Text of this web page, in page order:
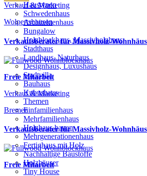
Haustypen
Schwedenhaus
Architektenhaus
Bungalow
Holzblockhaus, Massivholzhaus
Stadthaus
Landhaus, Naturhaus
Designhaus, Luxushaus
Stadtvilla
Bauhaus
Kubushaus
Themen
Einfamilienhaus
Mehrfamilienhaus
Holzhaus bauen
Mehrgenerationenhaus
Fertighaus mit Holz
Nachhaltige Baustoffe
Holzhäuser
Tiny House
Verkauf & Marketing
Wolpertshausen
Verkaufsberater für Massivholz-
Freie Mitarbeit
Verkauf & Marketing
Bremen
Verkaufsberater für Massivholz-
Freie Mitarbeit